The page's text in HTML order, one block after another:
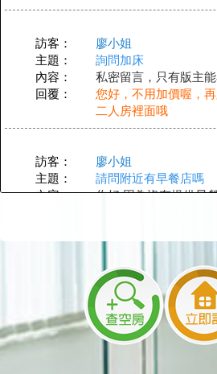
訪客：
廖小姐
主題：
詢問加床
內容：
私密留言，只有版主
回覆：
您好，不用加價喔，
二人房裡面哦
訪客：
廖小姐
主題：
請問附近有早餐店嗎
內容：
你好,因為沒有提供早
閔
關於設施
內容：
請問是否有喇叭可以
及是否電視螢幕是可
播放自己的照片或PPT